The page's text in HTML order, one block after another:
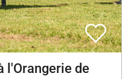
l'Orangerie de